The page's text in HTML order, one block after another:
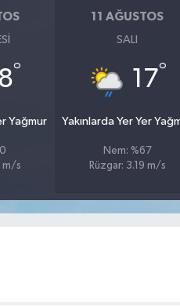
°
Yağmur
m/s
11 AĞUSTOS
SALI
17°
Yakınlarda Yer Yer
Nem: %67
Rüzgar: 3.19 m/s